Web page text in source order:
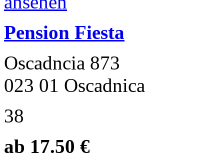
Pension Fiesta
Oscadncia 873
023 01 Oscadnica
38
ab 17.50 €